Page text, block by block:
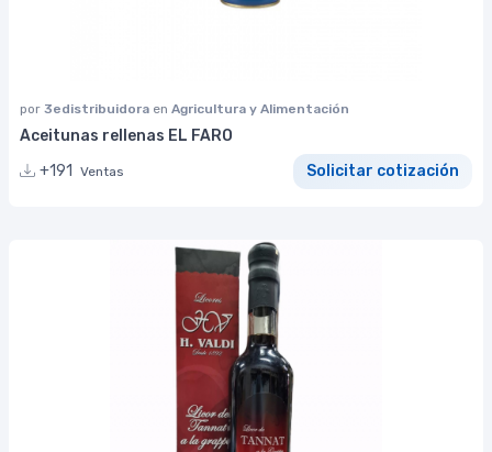
por 3edistribuidora en Agricultura y Alimentación
Aceitunas rellenas EL FARO
+191
Ventas Solicitar cotización